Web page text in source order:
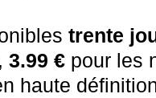
trente
3.99 €pour les
haute